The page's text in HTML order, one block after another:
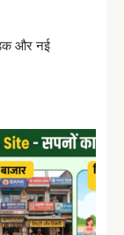
और नई